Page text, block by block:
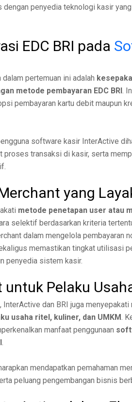
penyedia teknologi kasir
EDC BRI pada
pertemuan ini adalah
metode pembayaran EDC BRI .
pembayaran kartu debit maupun
software kasir InterActive
proses transaksi di kasir, serta
yang
metode penetapan user atau
selektif berdasarkan kriteria
dalam mengelola pembayaran
memastikan tingkat utilisasi
penyedia sistem kasir.
untuk Pelaku
dan BRI juga menyepakati
usaha ritel, kuliner, dan UMKM .
manfaat penggunaan
mendapatkan pemahaman
peluang pengembangan bisnis